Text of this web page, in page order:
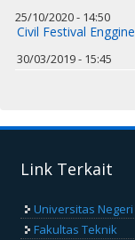
25/10/2020 - 14:50
Civil Festival
30/03/2019 - 15:45
Link Terkait
Universitas
Fakultas Teknik